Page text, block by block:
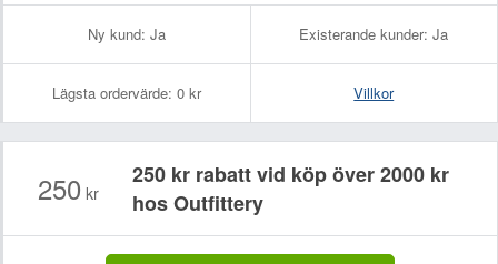
Ny kund: Ja Existerande kunder: Ja
Lägsta ordervärde: 0 kr Villkor
250 kr
250 kr rabatt vid köp över 2000 kr
hos Outfittery